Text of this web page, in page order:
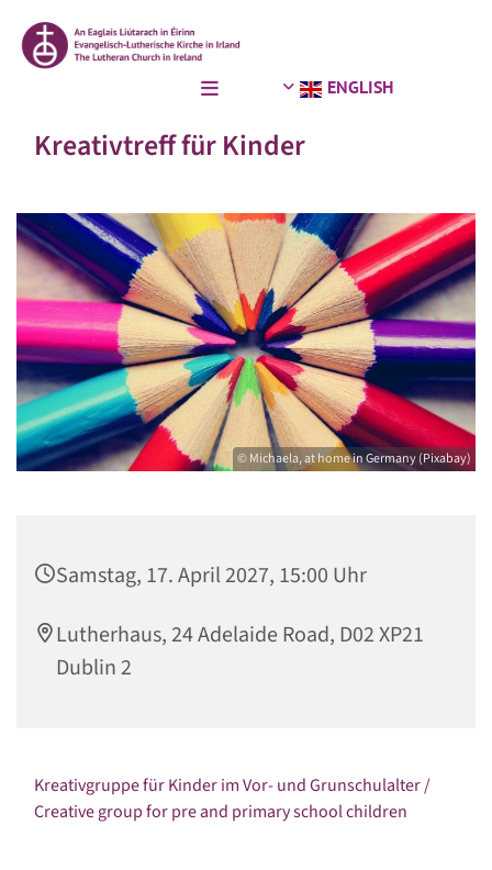
ENGLISH
Kreativtreff für Kinder
© Michaela, at home in Germany (Pixabay)
Samstag, 17. April 2027, 15:00 Uhr
Lutherhaus, 24 Adelaide Road, D02 XP21
Dublin 2
Kreativgruppe für Kinder im Vor- und Grunschulalter /
Creative group for pre and primary school children